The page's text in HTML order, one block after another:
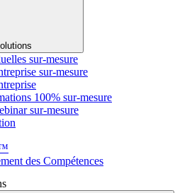
sur-mesure
sur-mesure
100% sur-mesure
sur-mesure
des Compétences